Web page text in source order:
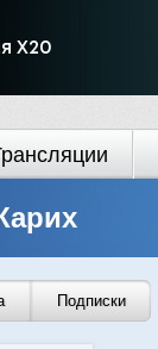
Х20
Подписки